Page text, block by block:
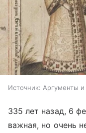
Источник: Аргументы и
335 лет назад, 6
важная, но очень